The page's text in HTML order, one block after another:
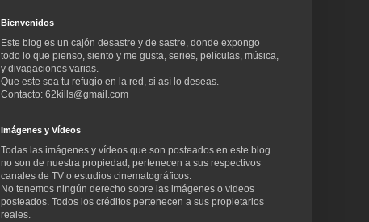
Bienvenidos
Este blog es un cajón desastre y de sastre, donde expongo
todo lo que pienso, siento y me gusta, series, películas, música,
y divagaciones varias.
Que este sea tu refugio en la red, si así lo deseas.
Contacto: 62kills@gmail.com
Imágenes y Vídeos
Todas las imágenes y vídeos que son posteados en este blog
no son de nuestra propiedad, pertenecen a sus respectivos
canales de TV o estudios cinematográficos.
No tenemos ningún derecho sobre las imágenes o videos
posteados. Todos los créditos pertenecen a sus propietarios
reales.